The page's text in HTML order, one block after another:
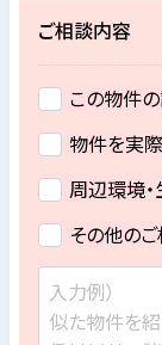
ご相談内容
この物件
物件を実
周辺環境
その他の